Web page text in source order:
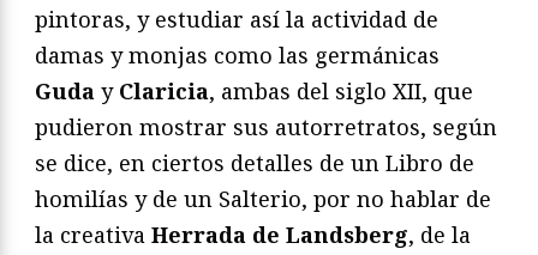
pintoras, y estudiar así la actividad de
damas y monjas como las germánicas
Guda y Claricia, ambas del siglo XII, que
pudieron mostrar sus autorretratos, según
se dice, en ciertos detalles de un Libro de
homilías y de un Salterio, por no hablar de
la creativa Herrada de Landsberg, de la